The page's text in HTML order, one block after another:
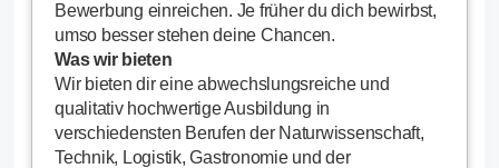
Bewerbung einreichen. Je früher du dich bewirbst,
umso besser stehen deine Chancen.
Was wir bieten
Wir bieten dir eine abwechslungsreiche und
qualitativ hochwertige Ausbildung in
verschiedensten Berufen der Naturwissenschaft,
Technik, Logistik, Gastronomie und der